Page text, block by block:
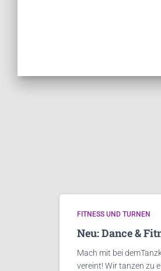
FITNESS UND TURNEN
Neu: Dance &
Mach mit bei
vereint! Wir tanzen zu